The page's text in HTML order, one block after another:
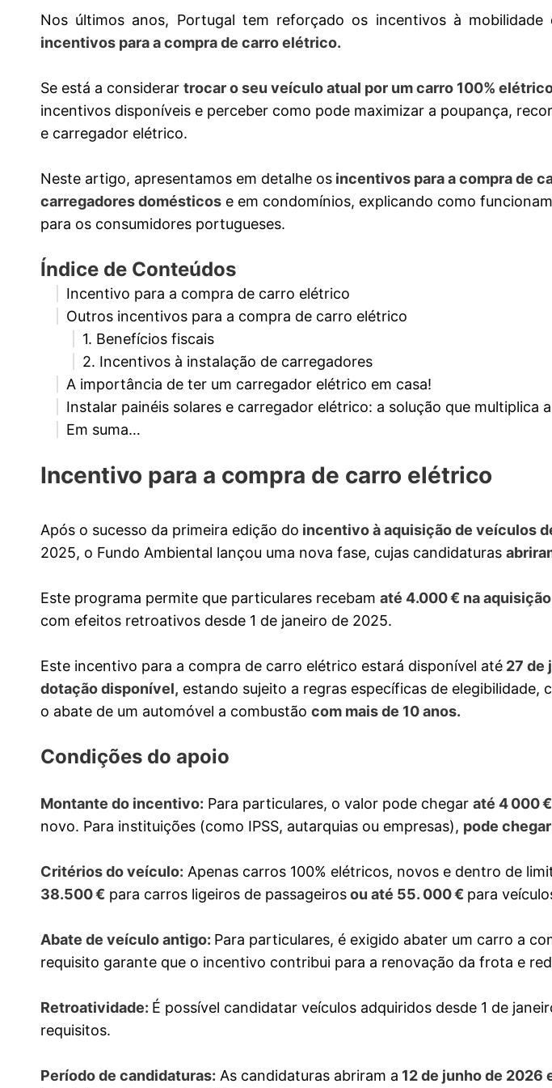
Nos últimos anos, Portugal tem reforçado os incentivos à mobilidade
incentivos para a compra de carro elétrico.
Se está a considerar trocar o seu veículo atual por um carro 100%
incentivos disponíveis e perceber como pode maximizar a poupança,
e carregador elétrico.
Neste artigo, apresentamos em detalhe os incentivos para a compra de
carregadores domésticos e em condomínios, explicando como
para os consumidores portugueses.
Índice de Conteúdos
Incentivo para a compra de carro elétrico
Outros incentivos para a compra de carro elétrico
1. Benefícios fiscais
2. Incentivos à instalação de carregadores
A importância de ter um carregador elétrico em casa!
Instalar painéis solares e carregador elétrico: a solução que multiplica
Em suma…
Incentivo para a compra de carro elétrico
Após o sucesso da primeira edição do incentivo à aquisição de veículos
2025, o Fundo Ambiental lançou uma nova fase, cujas candidaturas
Este programa permite que particulares recebam até 4.000 € na
com efeitos retroativos desde 1 de janeiro de 2025.
Este incentivo para a compra de carro elétrico estará disponível até 27 de
dotação disponível, estando sujeito a regras específicas de elegibilidade,
o abate de um automóvel a combustão com mais de 10 anos.
Condições do apoio
Montante do incentivo: Para particulares, o valor pode chegar até 4 000 €
novo. Para instituições (como IPSS, autarquias ou empresas), pode
Critérios do veículo: Apenas carros 100% elétricos, novos e dentro de
38.500 € para carros ligeiros de passageirosou até 55. 000 € para
Abate de veículo antigo: Para particulares, é exigido abater um carro a
requisito garante que o incentivo contribui para a renovação da frota e
Retroatividade: É possível candidatar veículos adquiridos desde 1 de
requisitos.
Período de candidaturas: As candidaturas abriram a 12 de junho de 2026